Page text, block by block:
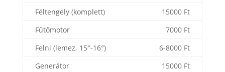
Féltengely (komplett)
15000 Ft
Fűtőmotor
7000 Ft
Felni (lemez, 15″-16″)
6-8000 Ft
Generátor
15000 Ft